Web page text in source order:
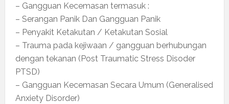
– Gangguan Kecemasan termasuk :
– Serangan Panik Dan Gangguan Panik
– Penyakit Ketakutan / Ketakutan Sosial
– Trauma pada kejiwaan / gangguan berhubungan
dengan tekanan (Post Traumatic Stress Disoder
PTSD)
– Gangguan Kecemasan Secara Umum (Generalised
Anxiety Disorder)